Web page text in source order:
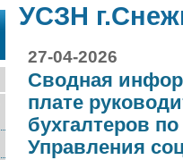
УСЗН
27-04-2026
Сводная
плате
бухгалтеров
Управления